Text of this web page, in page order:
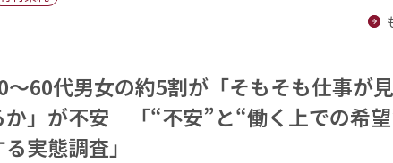
～60代男女の約5割が「そもそも仕事が
か」が不安 「“不安”と“働く上での希
る実態調査」